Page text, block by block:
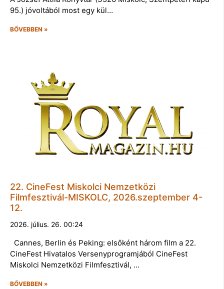
95.) jóvoltából most egy kül…
BŐVEBBEN »
22. CineFest Miskolci Nemzetközi
Filmfesztivál-MISKOLC, 2026.szeptember 4-
12.
2026. július. 26. 00:24
Cannes, Berlin és Peking: elsőként három film a 22.
CineFest Hivatalos Versenyprogramjából CineFest
Miskolci Nemzetközi Filmfesztivál, …
BŐVEBBEN »